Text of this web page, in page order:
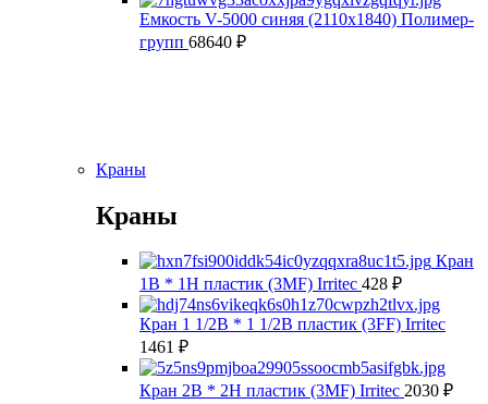
Емкость V-5000 синяя (2110х1840) Полимер-
групп 68640 ₽
Краны
Краны
Кран
1В * 1Н пластик (3MF) Irritec 428 ₽
Кран 1 1/2В * 1 1/2В пластик (3FF) Irritec
1461 ₽
Кран 2В * 2Н пластик (3MF) Irritec 2030 ₽